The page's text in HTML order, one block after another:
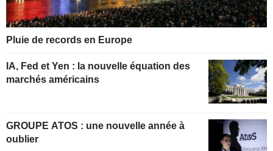
Pluie de records en Europe
IA, Fed et Yen : la nouvelle équation des
marchés américains
GROUPE ATOS : une nouvelle année à
oublier